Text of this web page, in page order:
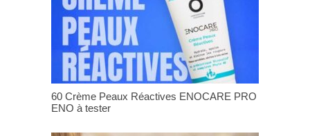
60 Crème Peaux Réactives ENOCARE PRO
ENO à tester